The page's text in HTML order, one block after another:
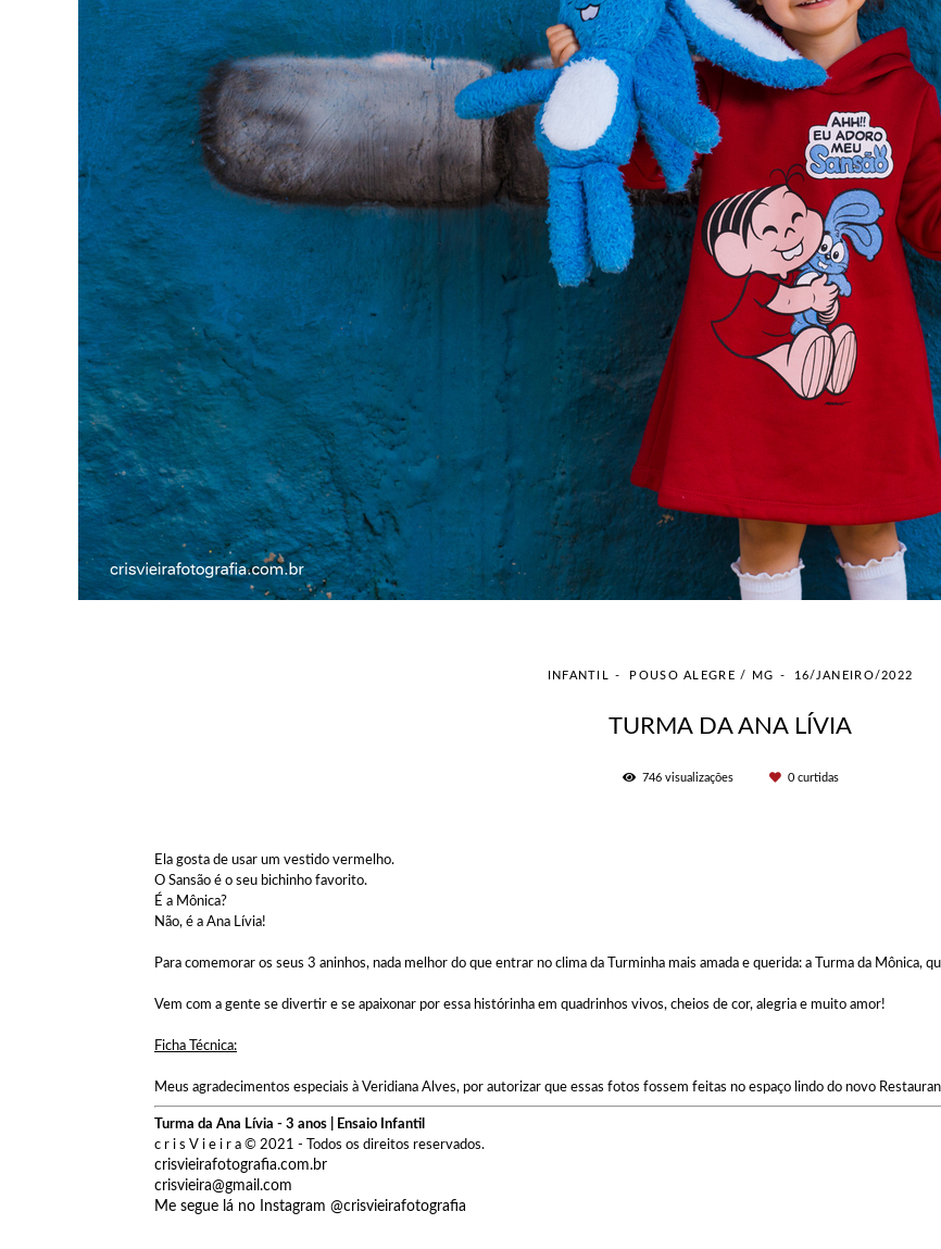
INFANTIL POUSO ALEGRE / MG 16/JANEIRO/2022
TURMA DA ANA LÍVIA
746visualizações 0curtidas
Ela gosta de usar um vestido vermelho.
O Sansão é o seu bichinho favorito.
É a Mônica?
Não, é a Ana Lívia!
Para comemorar os seus 3 aninhos, nada melhor do que entrar no clima da Turminha mais amada e querida: a Turma da Mônica,
Vem com a gente se divertir e se apaixonar por essa histórinha em quadrinhos vivos, cheios de cor, alegria e muito amor!
Ficha Técnica:
Meus agradecimentos especiais à Veridiana Alves, por autorizar que essas fotos fossem feitas no espaço lindo do novo
Turma da Ana Lívia - 3 anos | Ensaio Infantil
c r i s V i e i r a © 2021 - Todos os direitos reservados.
crisvieirafotografia.com.br
crisvieira@gmail.com
Me segue lá no Instagram @crisvieirafotografia